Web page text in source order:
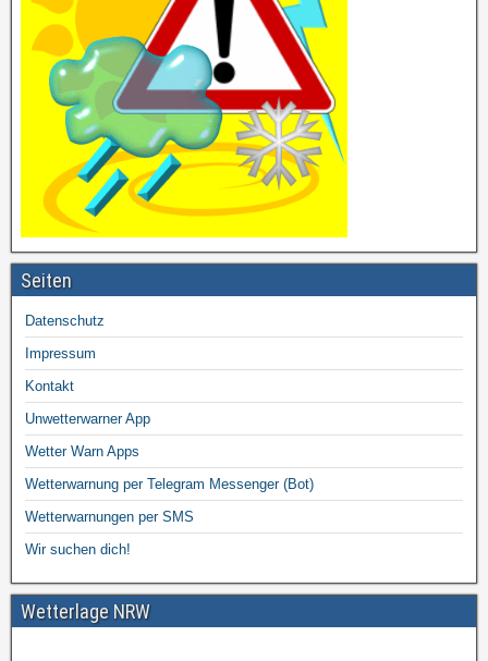
Seiten
Datenschutz
Impressum
Kontakt
Unwetterwarner App
Wetter Warn Apps
Wetterwarnung per Telegram Messenger (Bot)
Wetterwarnungen per SMS
Wir suchen dich!
Wetterlage NRW